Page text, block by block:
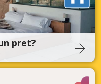
pret?